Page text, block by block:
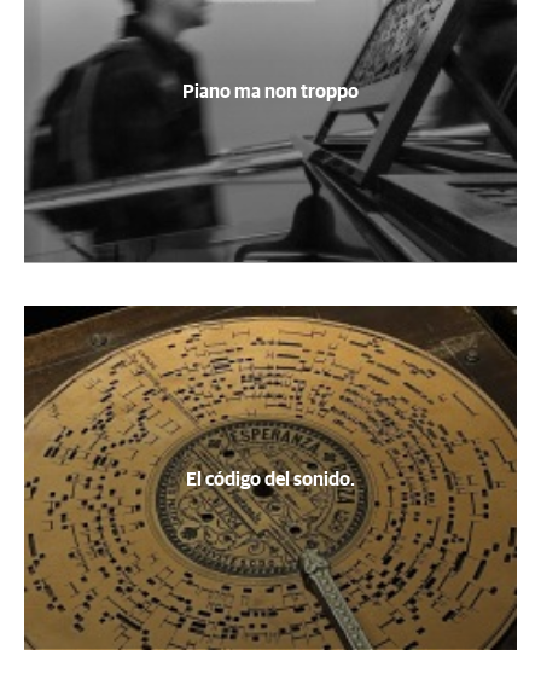
Piano ma non troppo
El código del sonido.